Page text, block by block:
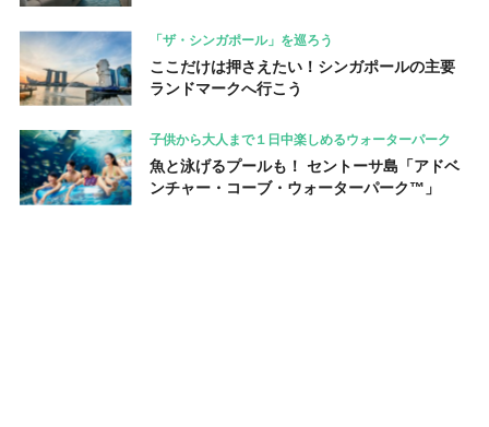
「ザ・シンガポール」を巡ろう
ここだけは押さえたい！シンガポールの主要
ランドマークへ行こう
子供から大人まで１日中楽しめるウォーターパーク
魚と泳げるプールも！ セントーサ島「アドベ
ンチャー・コーブ・ウォーターパーク™」